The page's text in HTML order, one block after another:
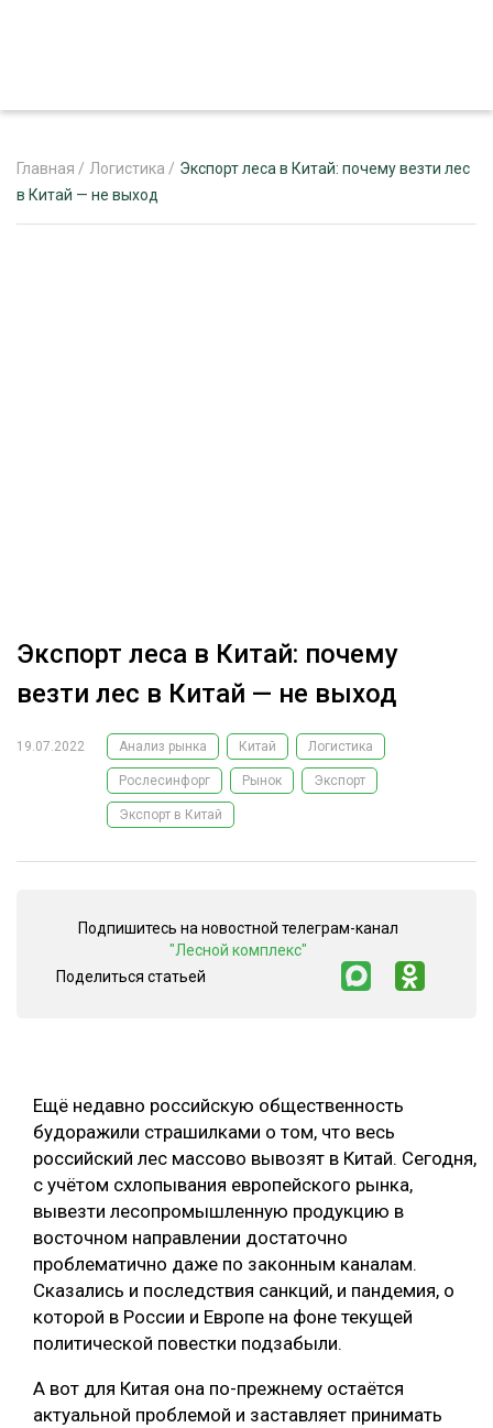
ЛЕСОВОССТАНОВЛЕНИЕ И ЗАЩИТА
КОМПЛЕКСНАЯ ПЕРЕРАБОТКА
ЛЕСОПИЛЕНИЕ
БЕЗОПАСНОЕ ПРОИЗВОДСТВО
СОРТИРОВКА ДРЕВЕСИНЫ
ПОДБОРКИ СТАТЕЙ
Главная / Логистика / Экспорт леса в Китай: почему везти лес
в Китай — не выход
Экспорт леса в Китай: почему
везти лес в Китай — не выход
19.07.2022 Анализ рынка Китай Логистика
Рослесинфорг Рынок Экспорт
Экспорт в Китай
Ещё недавно российскую общественность
будоражили страшилками о том, что весь
российский лес массово вывозят в Китай. Сегодня,
с учётом схлопывания европейского рынка,
вывезти лесопромышленную продукцию в
восточном направлении достаточно
проблематично даже по законным каналам.
Сказались и последствия санкций, и пандемия, о
которой в России и Европе на фоне текущей
политической повестки подзабыли.
А вот для Китая она по-прежнему остаётся
актуальной проблемой и заставляет принимать
Подпишитесь на новостной телеграм-канал
"Лесной комплекс"
Поделиться статьей